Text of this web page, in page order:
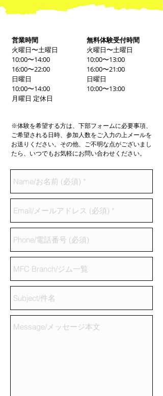
営業時間
火曜日〜土曜日
10:00〜14:00
16:00〜22:00
日曜日
10:00〜14:00
月曜日 定休日
無料体験受付時間
火曜日〜土曜日
10:00〜13:00
16:00〜21:00
日曜日
10:00〜13:00
※体験を希望する方は、下部フォームに必要事項、
ご希望される日時、参加人数をご入力の上メールを
お送りください。その他、ご不明な点がございまし
たら、いつでもお気軽にお問い合わせください。